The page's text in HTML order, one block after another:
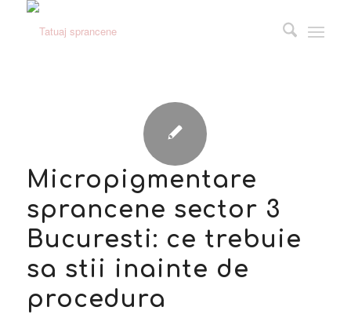
Micropigmentare
sprancene sector 3
Bucuresti: ce trebuie
sa stii inainte de
procedura